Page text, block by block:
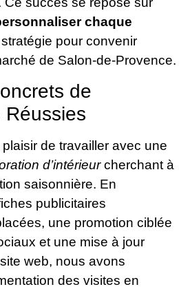
chaque
pour convenir
de Salon-de-Provence.
de
Réussies
de travailler avec une
d’intérieurcherchant à
saisonnière. En
publicitaires
une promotion ciblée
et une mise à jour
web, nous avons
des visites en